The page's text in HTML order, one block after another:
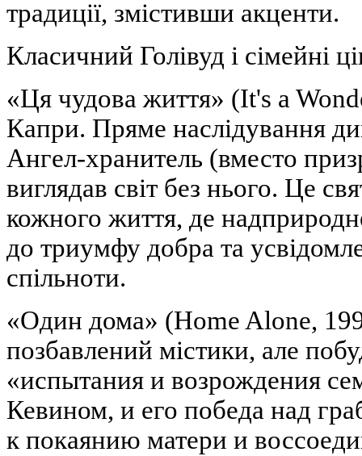
традиції, змістивши акценти.
Класичний Голівуд і сімейні
«Ця чудова життя» (It's a
Капри. Пряме наслідування
Ангел-хранитель (вместо
виглядав світ без нього. Це
кожного життя, де
до триумфу добра та
спільноти.
«Один дома» (Home Alone,
позбавлений містики, але
«испытания и возрождения
Кевином, и его победа над
к покаянию матери и